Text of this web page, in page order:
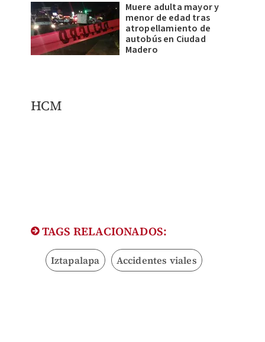
Muere adulta mayor y
menor de edad tras
atropellamiento de
autobús en Ciudad
Madero
HCM
TAGS RELACIONADOS:
Iztapalapa Accidentes viales